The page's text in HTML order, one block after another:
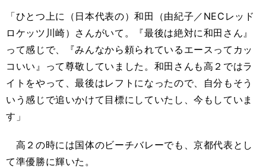
「ひとつ上に（日本代表の）和田（由紀子／NECレッド
ロケッツ川崎）さんがいて。『最後は絶対に和田さん』
って感じで、『みんなから頼られているエースってカッ
コいい』って尊敬していました。和田さんも高２ではラ
イトをやって、最後はレフトになったので、自分もそう
いう感じで追いかけて目標にしていたし、今もしていま
す」
高２の時には国体のビーチバレーでも、京都代表とし
て準優勝に輝いた。